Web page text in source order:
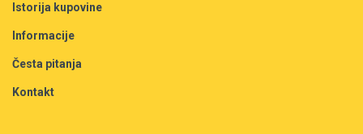
Istorija kupovine
Informacije
Česta pitanja
Kontakt